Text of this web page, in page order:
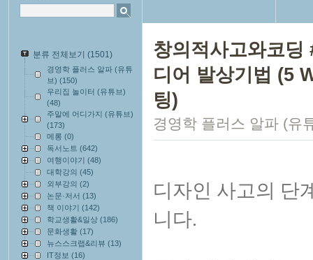
분류 전체보기 (1501)
경영학 플러스 알파 (유튜
브) (150)
우리집 놀이터 (유튜브)
(48)
주말에 어디가지 (유튜브)
(173)
메롱 (0)
독서노트 (642)
여행이야기 (48)
대학강의 (45)
외부강의 (2)
논문·저서 (13)
책 이야기 (142)
학교생활&일상 (186)
문화생활 (17)
뉴스스크랩&리뷰 (13)
IT정보 (16)
창의적사고와코딩
디어 발상기법 (5
팅)
경영학 플러스 알파 (유
디자인 사고의 단
니다.